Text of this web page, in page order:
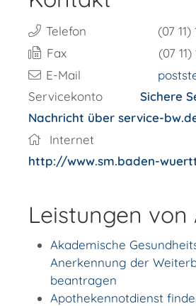
Telefon (07
Fax
(07
E-Mail
Servicekonto
Sichere
Nachricht über service-
Internet
http://www.sm.baden-
Leistungen von
Akademische
Anerkennung der
beantragen
Apothekennotdienst